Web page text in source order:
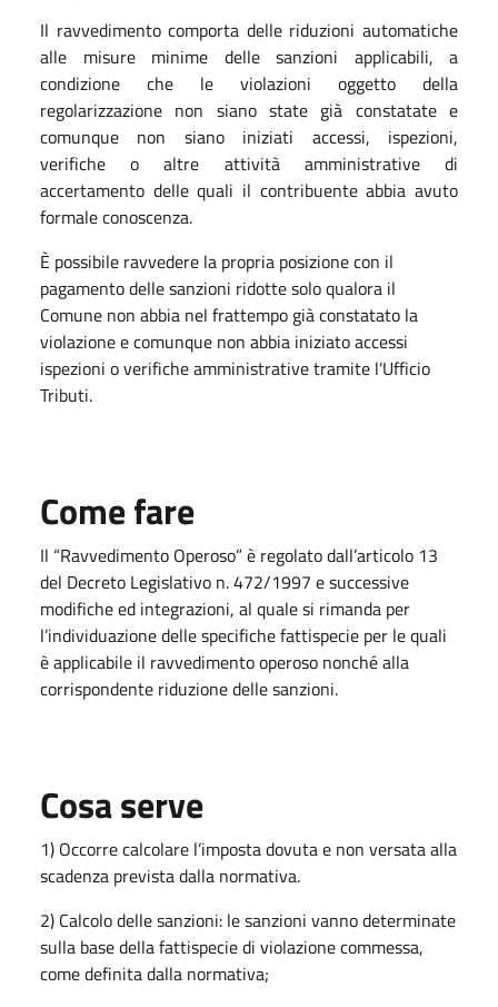
Il ravvedimento comporta delle riduzioni automatiche
alle misure minime delle sanzioni applicabili, a
condizione che le violazioni oggetto della
regolarizzazione non siano state già constatate e
comunque non siano iniziati accessi, ispezioni,
verifiche o altre attività amministrative di
accertamento delle quali il contribuente abbia avuto
formale conoscenza.
È possibile ravvedere la propria posizione con il
pagamento delle sanzioni ridotte solo qualora il
Comune non abbia nel frattempo già constatato la
violazione e comunque non abbia iniziato accessi
ispezioni o verifiche amministrative tramite l'Ufficio
Tributi.
Come fare
Il “Ravvedimento Operoso” è regolato dall’articolo 13
del Decreto Legislativo n. 472/1997 e successive
modifiche ed integrazioni, al quale si rimanda per
l’individuazione delle specifiche fattispecie per le quali
è applicabile il ravvedimento operoso nonché alla
corrispondente riduzione delle sanzioni.
Cosa serve
1) Occorre calcolare l’imposta dovuta e non versata alla
scadenza prevista dalla normativa.
2) Calcolo delle sanzioni: le sanzioni vanno determinate
sulla base della fattispecie di violazione commessa,
come definita dalla normativa;